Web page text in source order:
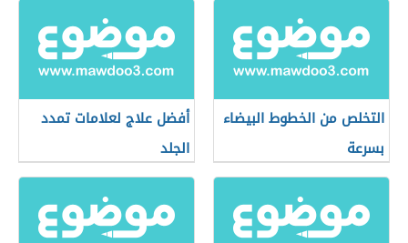
التخلص من الخطوط البيضاء
بسرعة
أفضل علاج لعلامات تمدد
الجلد